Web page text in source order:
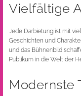
Vielfältige
Jede Darbietung ist mit
Geschichten und
und das Bühnenbild
Publikum in die Welt der
Modernste